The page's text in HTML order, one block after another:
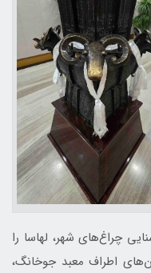
چراغ‌های شهر، لهاسا را
اطراف معبد جوخانگ،